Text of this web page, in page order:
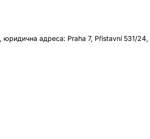
юридична адреса: Praha 7, Přístavní 531/24,